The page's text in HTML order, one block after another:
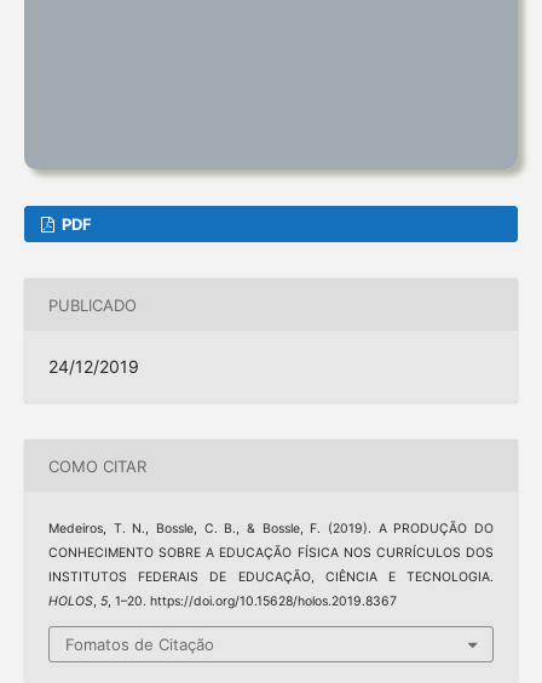
PDF
PUBLICADO
24/12/2019
COMO CITAR
Medeiros, T. N., Bossle, C. B., & Bossle, F. (2019). A PRODUÇÃO DO
CONHECIMENTO SOBRE A EDUCAÇÃO FÍSICA NOS CURRÍCULOS DOS
INSTITUTOS FEDERAIS DE EDUCAÇÃO, CIÊNCIA E TECNOLOGIA.
HOLOS, 5, 1–20. https://doi.org/10.15628/holos.2019.8367
Fomatos de Citação